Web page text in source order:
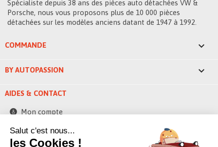
Spécialiste depuis 38 ans des pièces auto détachées VW &
Porsche, nous vous proposons plus de 10 000 pièces
détachées sur les modèles anciens datant de 1947 à 1992.
COMMANDE 
BY AUTOPASSION 
AIDES & CONTACT
Mon compte
Contactez-nous
248 ZAE la bascule
Salut c'est nous...
les Cookies !